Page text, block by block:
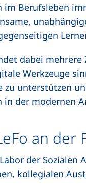
im Berufsleben
dabei
Werkzeuge
zu unterstützen
in der modernen
an der
der Sozialen
kollegialen